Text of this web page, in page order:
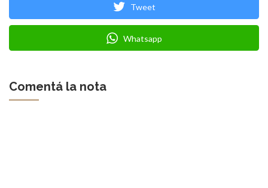
Tweet
Whatsapp
Comentá la nota